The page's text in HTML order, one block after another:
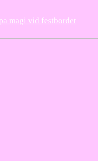
magi vid festbordet